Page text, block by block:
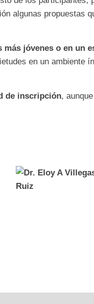
algunas propuestas
más jóvenes o en un
en un ambiente
de inscripción,